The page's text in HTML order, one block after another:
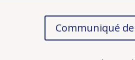
Communiqué